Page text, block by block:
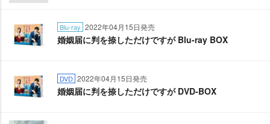
Blu-ray 2022年04月15日発売
婚姻届に判を捺しただけですが Blu-ray BOX
DVD 2022年04月15日発売
婚姻届に判を捺しただけですが DVD-BOX